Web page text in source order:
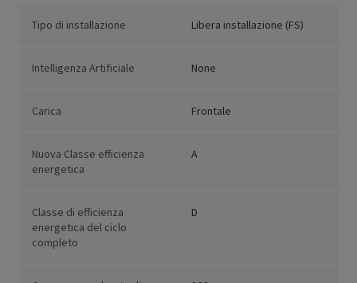
Tipo di installazione Libera installazione (FS)
Intelligenza Artificiale None
Carica Frontale
Nuova Classe efficienza
energetica
A
Classe di efficienza
energetica del ciclo
completo
D